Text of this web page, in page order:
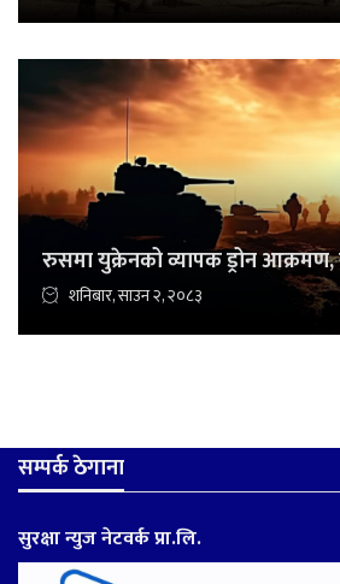
रुसमा युक्रेनको व्यापक ड्रोन
शनिबार, साउन २, २०८३
सम्पर्क ठेगाना
सुरक्षा न्युज नेटवर्क प्रा.लि.